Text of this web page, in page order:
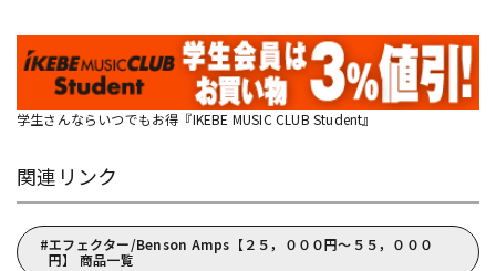
学生さんならいつでもお得『IKEBE MUSIC CLUB Student』
関連リンク
エフェクター/Benson Amps【２５，０００円～５５，０００
円】 商品一覧